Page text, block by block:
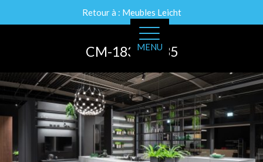
MENU
Retour à : Meubles Leicht
CM-1835-9635